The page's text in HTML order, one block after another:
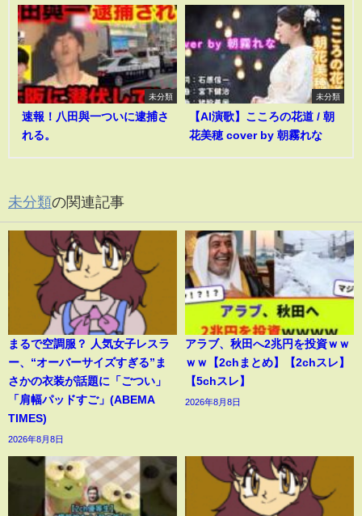
未分類
速報！八田與一ついに逮捕さ
れる。
未分類
【AI演歌】こころの花道 / 朝
花美穂 cover by 朝霧れな
未分類の関連記事
まるで空調服？ 人気女子レスラ
ー、“オーバーサイズすぎる”ま
さかの衣装が話題に「ごつい」
「肩幅パッドすご」(ABEMA
TIMES)
2026年8月8日
アラブ、秋田へ2兆円を投資ｗｗ
ｗｗ【2chまとめ】【2chスレ】
【5chスレ】
2026年8月8日